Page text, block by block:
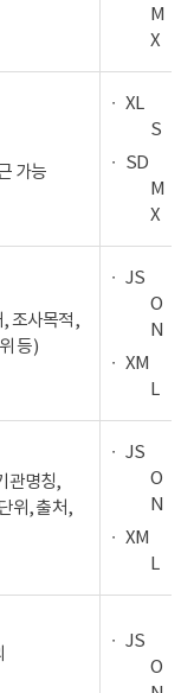
M
X
가능
XL
S
SD
M
X
조사목적,
등)
JS
O
N
XM
L
관명칭,
위, 출처,
JS
O
N
XM
L
JS
O